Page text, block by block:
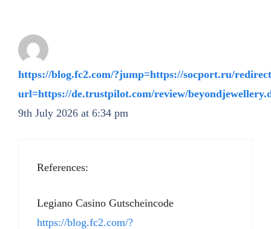
https://blog.fc2.com/?jump=https://socport.ru/
url=https://de.trustpilot.com/review/
9th July 2026 at 6:34 pm
References:
Legiano Casino Gutscheincode
https://blog.fc2.com/?